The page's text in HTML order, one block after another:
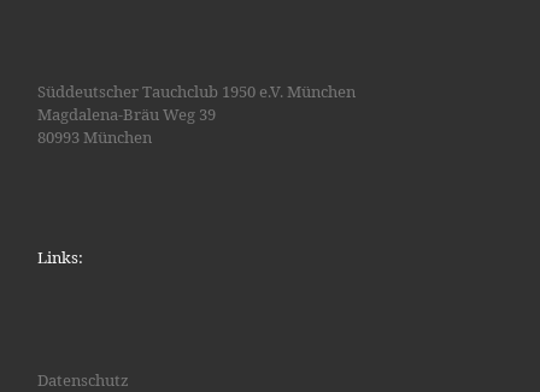
Süddeutscher Tauchclub 1950 e.V. München
Magdalena-Bräu Weg 39
80993 München
Links:
Datenschutz